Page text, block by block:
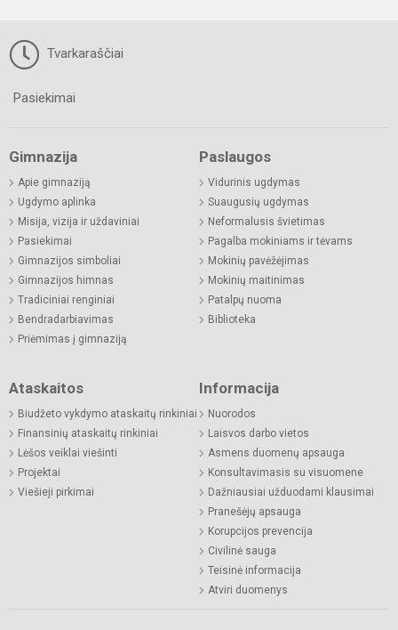
Tvarkaraščiai
Pasiekimai
Gimnazija
Apie gimnaziją
Ugdymo aplinka
Misija, vizija ir uždaviniai
Pasiekimai
Gimnazijos simboliai
Gimnazijos himnas
Tradiciniai renginiai
Bendradarbiavimas
Priėmimas į gimnaziją
Paslaugos
Vidurinis ugdymas
Suaugusių ugdymas
Neformalusis švietimas
Pagalba mokiniams ir tėvams
Mokinių pavėžėjimas
Mokinių maitinimas
Patalpų nuoma
Biblioteka
Ataskaitos
Biudžeto vykdymo ataskaitų rinkiniai
Finansinių ataskaitų rinkiniai
Lėšos veiklai viešinti
Projektai
Viešieji pirkimai
Informacija
Nuorodos
Laisvos darbo vietos
Asmens duomenų apsauga
Konsultavimasis su visuomene
Dažniausiai užduodami klausimai
Pranešėjų apsauga
Korupcijos prevencija
Civilinė sauga
Teisinė informacija
Atviri duomenys